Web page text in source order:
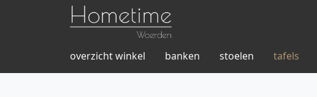
overzicht winkel banken stoelen tafels